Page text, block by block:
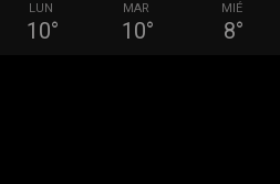
LUN
10°
MAR
10°
MIÉ
8°